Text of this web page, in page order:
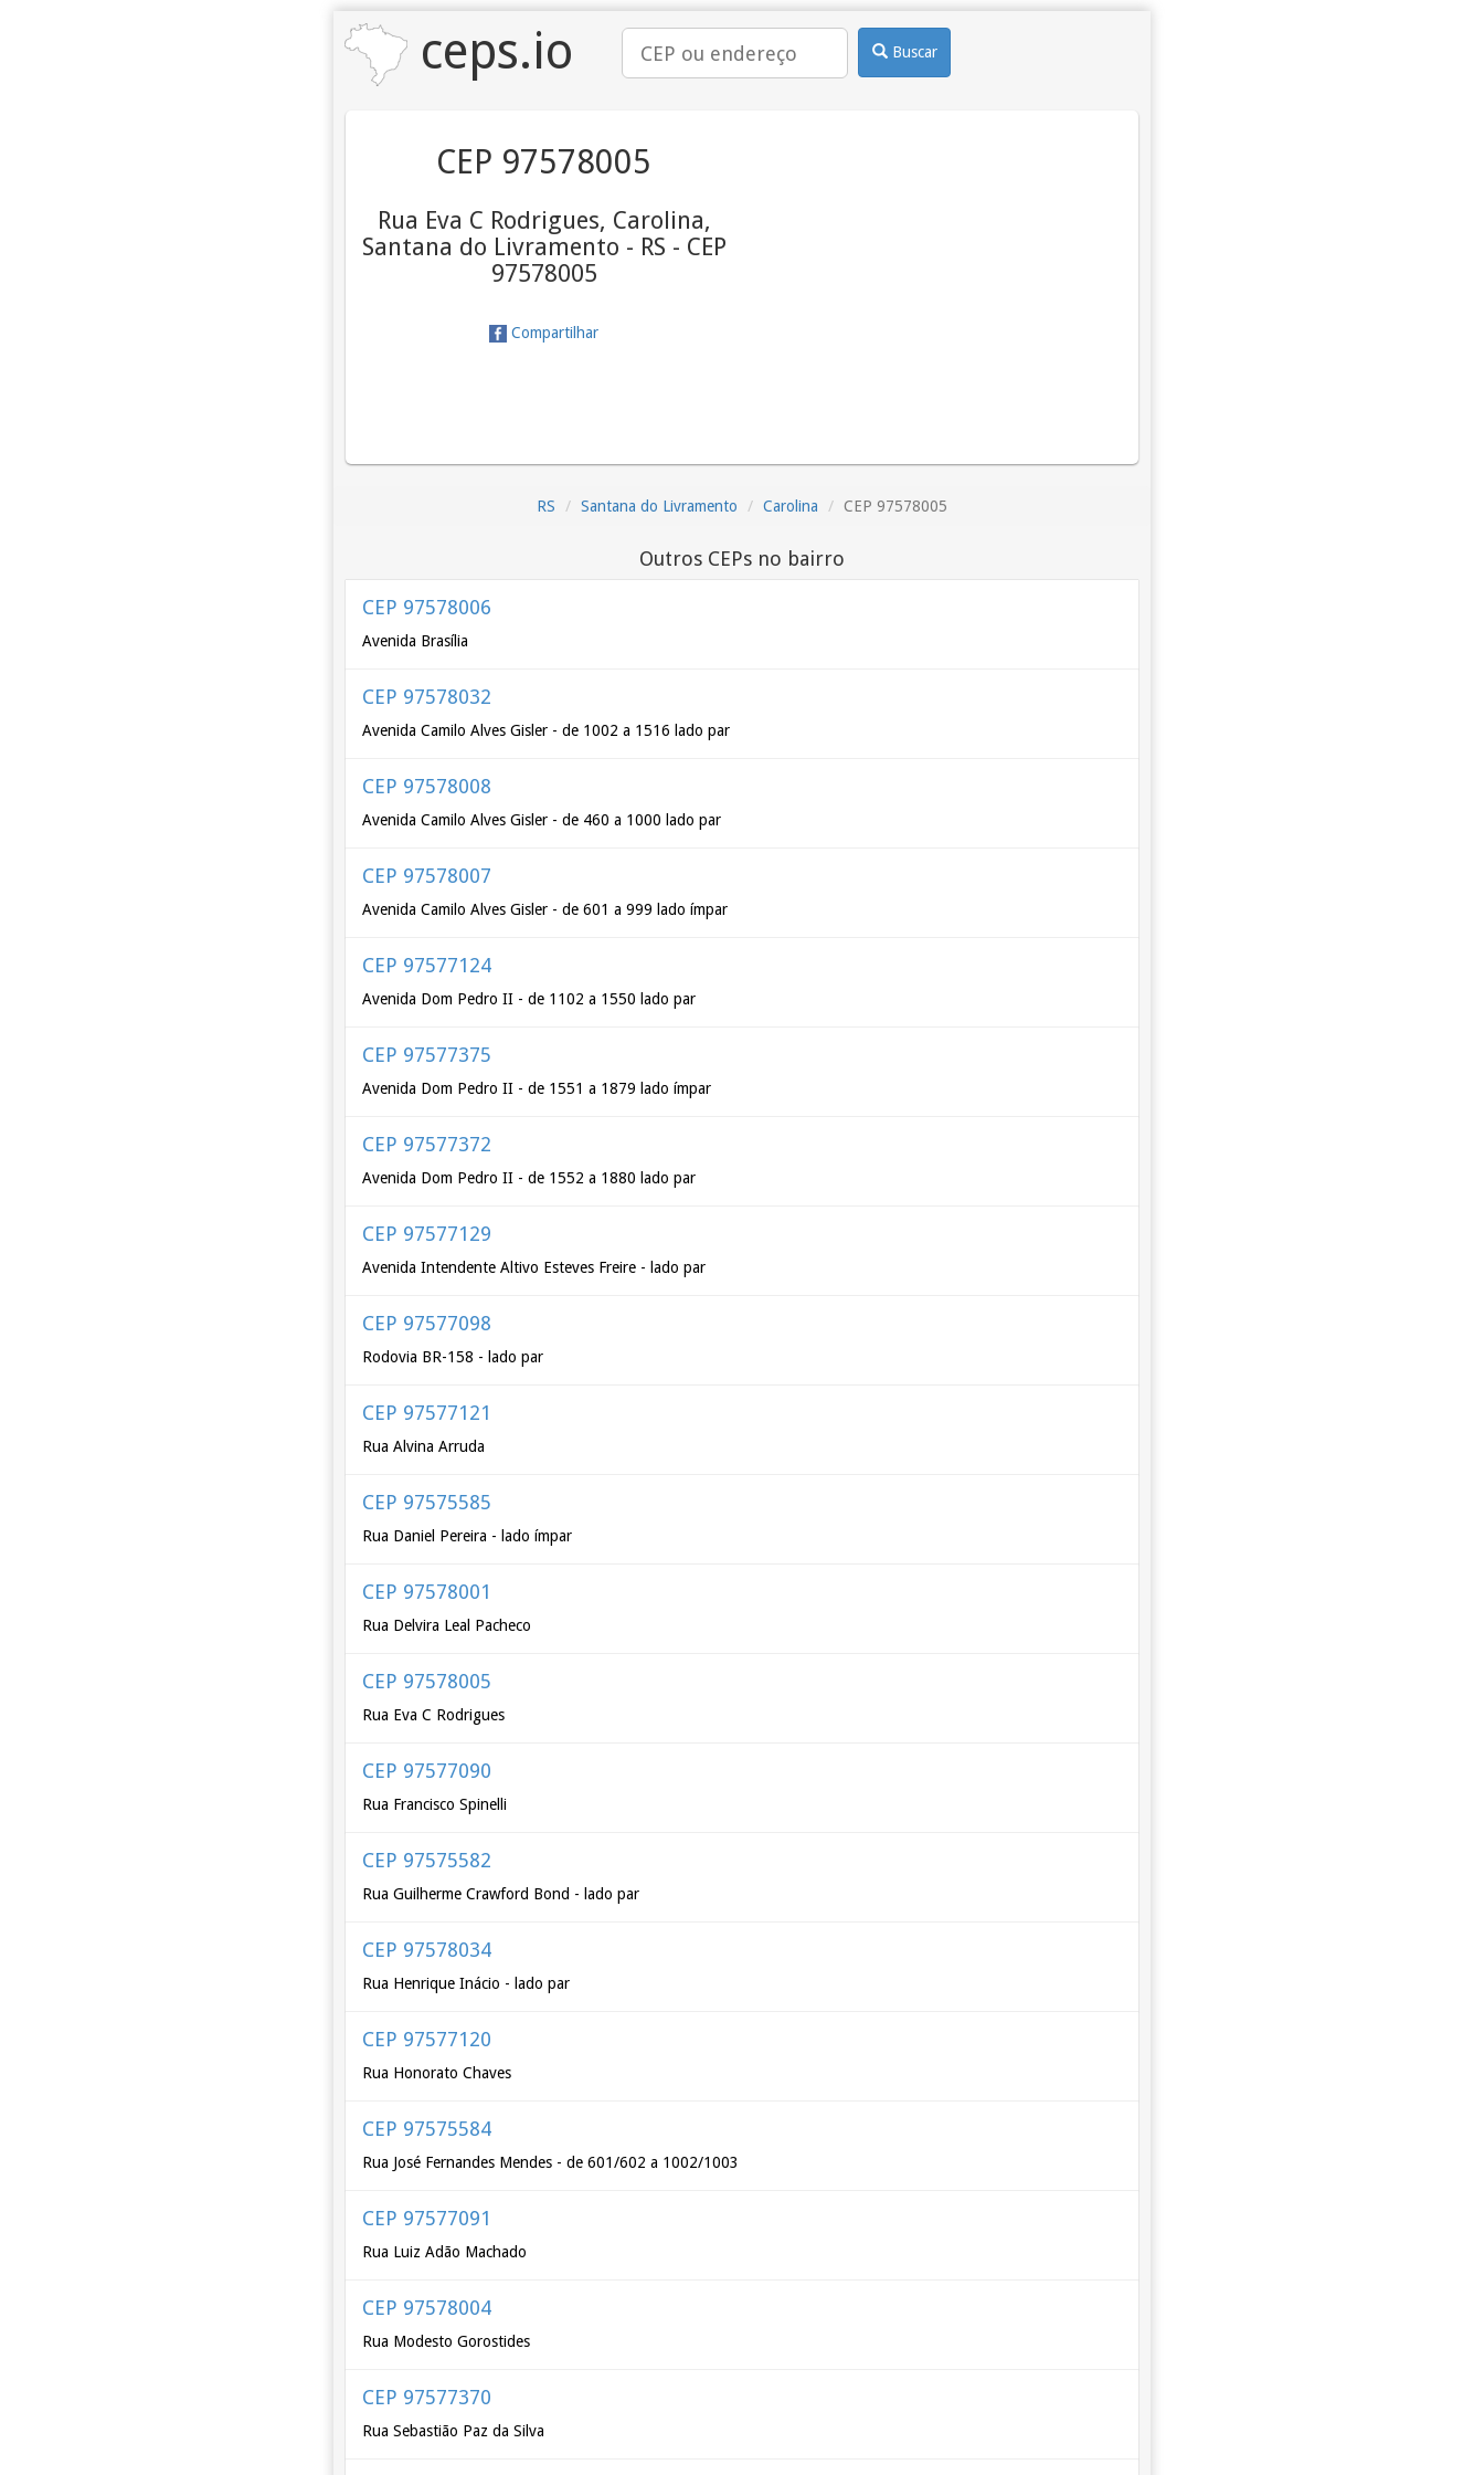
ceps.io Buscar
CEP 97578005
Rua Eva C Rodrigues, Carolina,
Santana do Livramento - RS - CEP
97578005
Compartilhar
RS Santana do Livramento Carolina CEP 97578005
Outros CEPs no bairro
CEP 97578006
Avenida Brasília
CEP 97578032
Avenida Camilo Alves Gisler - de 1002 a 1516 lado par
CEP 97578008
Avenida Camilo Alves Gisler - de 460 a 1000 lado par
CEP 97578007
Avenida Camilo Alves Gisler - de 601 a 999 lado ímpar
CEP 97577124
Avenida Dom Pedro II - de 1102 a 1550 lado par
CEP 97577375
Avenida Dom Pedro II - de 1551 a 1879 lado ímpar
CEP 97577372
Avenida Dom Pedro II - de 1552 a 1880 lado par
CEP 97577129
Avenida Intendente Altivo Esteves Freire - lado par
CEP 97577098
Rodovia BR-158 - lado par
CEP 97577121
Rua Alvina Arruda
CEP 97575585
Rua Daniel Pereira - lado ímpar
CEP 97578001
Rua Delvira Leal Pacheco
CEP 97578005
Rua Eva C Rodrigues
CEP 97577090
Rua Francisco Spinelli
CEP 97575582
Rua Guilherme Crawford Bond - lado par
CEP 97578034
Rua Henrique Inácio - lado par
CEP 97577120
Rua Honorato Chaves
CEP 97575584
Rua José Fernandes Mendes - de 601/602 a 1002/1003
CEP 97577091
Rua Luiz Adão Machado
CEP 97578004
Rua Modesto Gorostides
CEP 97577370
Rua Sebastião Paz da Silva